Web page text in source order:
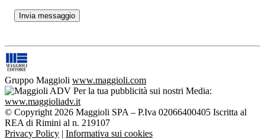
Gruppo Maggioli www.maggioli.com
Per la tua pubblicità sui nostri Media:
www.maggioliadv.it
© Copyright 2026 Maggioli SPA – P.Iva 02066400405 Iscritta al
REA di Rimini al n. 219107
Privacy Policy | Informativa sui cookies